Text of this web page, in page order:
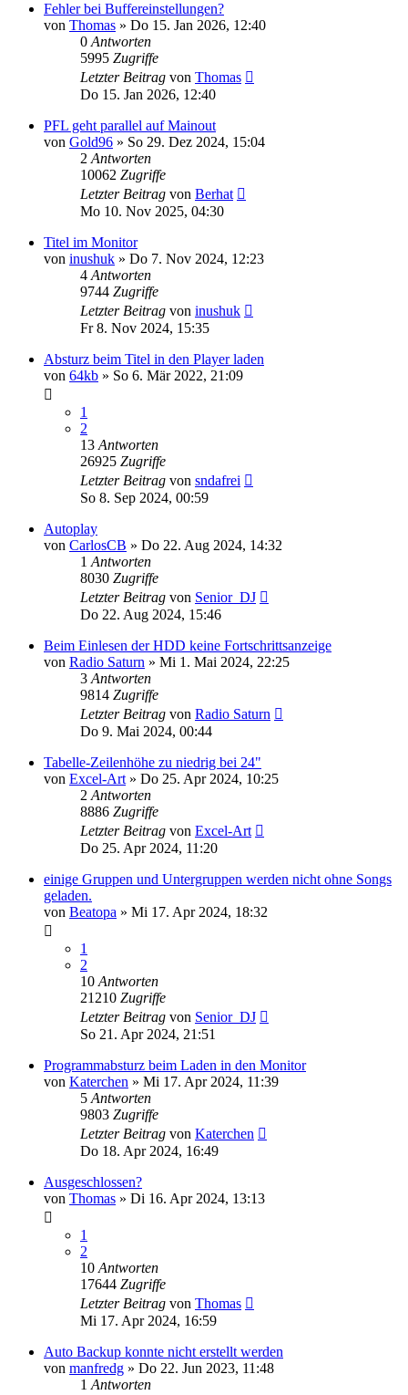
Fehler bei Buffereinstellungen?
von Thomas » Do 15. Jan 2026, 12:40
0 Antworten
5995 Zugriffe
Letzter Beitrag von Thomas
Do 15. Jan 2026, 12:40
PFL geht parallel auf Mainout
von Gold96 » So 29. Dez 2024, 15:04
2 Antworten
10062 Zugriffe
Letzter Beitrag von Berhat
Mo 10. Nov 2025, 04:30
Titel im Monitor
von inushuk » Do 7. Nov 2024, 12:23
4 Antworten
9744 Zugriffe
Letzter Beitrag von inushuk
Fr 8. Nov 2024, 15:35
Absturz beim Titel in den Player laden
von 64kb » So 6. Mär 2022, 21:09
1
2
13 Antworten
26925 Zugriffe
Letzter Beitrag von sndafrei
So 8. Sep 2024, 00:59
Autoplay
von CarlosCB » Do 22. Aug 2024, 14:32
1 Antworten
8030 Zugriffe
Letzter Beitrag von Senior_DJ
Do 22. Aug 2024, 15:46
Beim Einlesen der HDD keine Fortschrittsanzeige
von Radio Saturn » Mi 1. Mai 2024, 22:25
3 Antworten
9814 Zugriffe
Letzter Beitrag von Radio Saturn
Do 9. Mai 2024, 00:44
Tabelle-Zeilenhöhe zu niedrig bei 24"
von Excel-Art » Do 25. Apr 2024, 10:25
2 Antworten
8886 Zugriffe
Letzter Beitrag von Excel-Art
Do 25. Apr 2024, 11:20
einige Gruppen und Untergruppen werden nicht ohne Songs
geladen.
von Beatopa » Mi 17. Apr 2024, 18:32
1
2
10 Antworten
21210 Zugriffe
Letzter Beitrag von Senior_DJ
So 21. Apr 2024, 21:51
Programmabsturz beim Laden in den Monitor
von Katerchen » Mi 17. Apr 2024, 11:39
5 Antworten
9803 Zugriffe
Letzter Beitrag von Katerchen
Do 18. Apr 2024, 16:49
Ausgeschlossen?
von Thomas » Di 16. Apr 2024, 13:13
1
2
10 Antworten
17644 Zugriffe
Letzter Beitrag von Thomas
Mi 17. Apr 2024, 16:59
Auto Backup konnte nicht erstellt werden
von manfredg » Do 22. Jun 2023, 11:48
1 Antworten